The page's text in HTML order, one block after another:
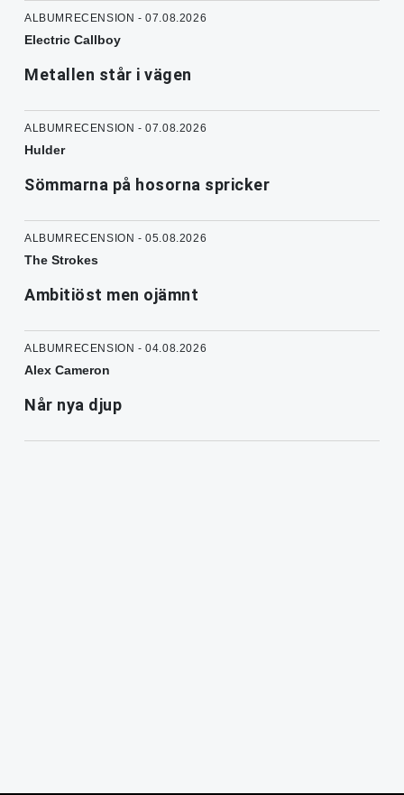
ALBUMRECENSION - 07.08.2026
Electric Callboy
Metallen står i vägen
ALBUMRECENSION - 07.08.2026
Hulder
Sömmarna på hosorna spricker
ALBUMRECENSION - 05.08.2026
The Strokes
Ambitiöst men ojämnt
ALBUMRECENSION - 04.08.2026
Alex Cameron
Når nya djup